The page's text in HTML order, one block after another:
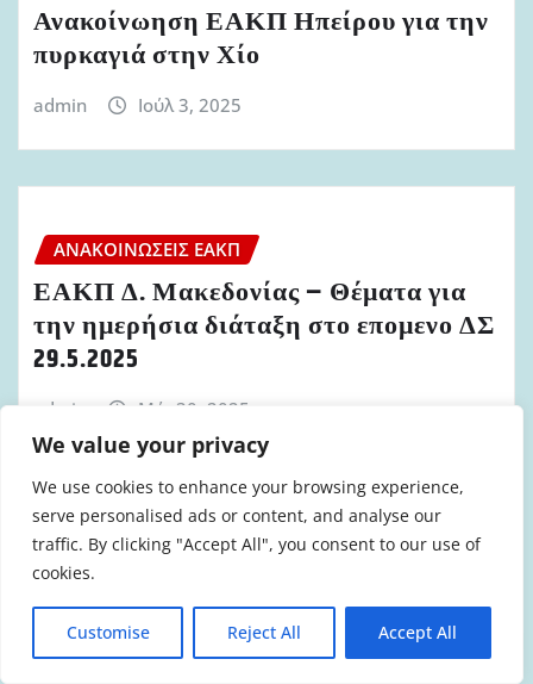
We value your privacy
We use cookies to enhance your browsing experience,
serve personalised ads or content, and analyse our
traffic. By clicking "Accept All", you consent to our use of
cookies.
Customise Reject All Accept All
Ανακοίνωηση ΕΑΚΠ Ηπείρου για την
πυρκαγιά στην Χίο
admin Ιούλ 3, 2025
ΑΝΑΚΟΙΝΏΣΕΙΣ ΕΑΚΠ
ΕΑΚΠ Δ. Μακεδονίας – Θέματα για
την ημερήσια διάταξη στο επομενο ΔΣ
29.5.2025
admin Μάι 30, 2025
ΑΝΑΚΟΙΝΏΣΕΙΣ ΕΑΚΠ
Ανακοίνωση ΕΑΚΠ Στερεάς Ελλάδας
για τα αποτελεσματα του ΔΣ του
σωματείου στις 22.5.2025